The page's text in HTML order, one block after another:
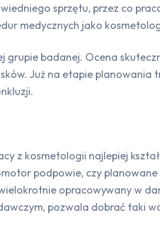
sprzętu, przez co
medycznych jako
grupie badanej. Ocena
Już na etapie planowania
z kosmetologii najlepiej
podpowie, czy
opracowywany w
pozwala dobrać taki